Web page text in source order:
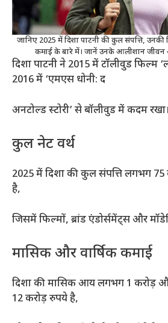
जानिए 2025 में दिशा पाटनी की कुल संपत्ति, उनकी
कमाई के बारे में। जानें उनके आलीशान जीवन
दिशा पाटनी ने 2015 में टॉलीवुड फिल्म
2016 में ‘एमएस धोनी: द
अनटोल्ड स्टोरी’ से बॉलीवुड में कदम रखा।
कुल नेट वर्थ
2025 में दिशा की कुल संपत्ति लगभग
है,
जिसमें फिल्मों, ब्रांड एंडोर्समेंट्स और
मासिक और वार्षिक कमाई
दिशा की मासिक आय लगभग 1 करोड़
12 करोड़ रुपये है,